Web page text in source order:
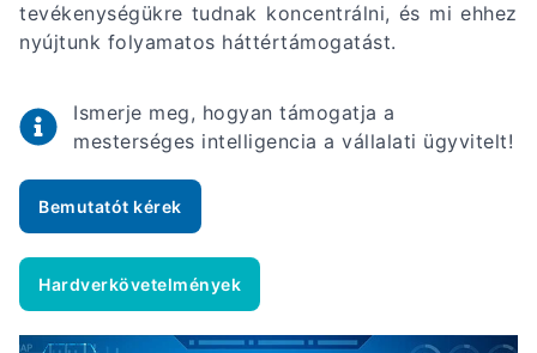
tevékenységükre tudnak koncentrálni, és mi ehhez
nyújtunk folyamatos háttértámogatást.
Ismerje meg, hogyan támogatja a
mesterséges intelligencia a vállalati ügyvitelt!
Bemutatót kérek
Hardverkövetelmények